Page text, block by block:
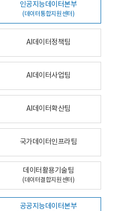
인공지능데이터본부
(데이터통합지원센터)
AI데이터정책팀
AI데이터사업팀
AI데이터확산팀
국가데이터인프라팀
데이터활용기술팀
(데이터결합지원센터)
공공지능데이터본부